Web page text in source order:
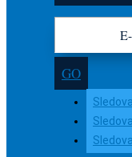
GO
Sledova
Sledova
Sledova